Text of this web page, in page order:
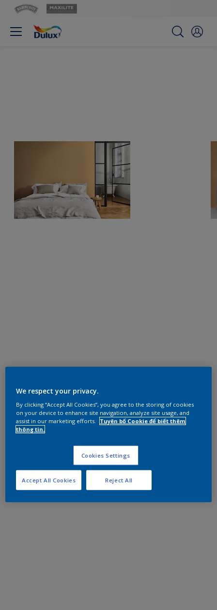
We respect your privacy.
By clicking “Accept All Cookies”, you agree to the storing of cookies
on your device to enhance site navigation, analyze site usage, and
assist in our marketing efforts.
Tuyên bố Cookie để biết thêm
thông tin.
Cookies Settings
Reject All
Accept All Cookies